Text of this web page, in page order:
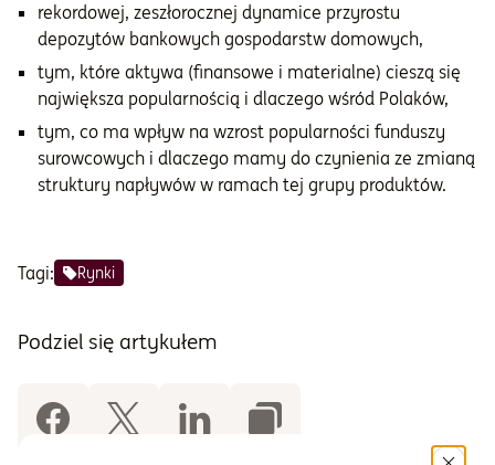
rekordowej, zeszłorocznej dynamice przyrostu
depozytów bankowych gospodarstw domowych,
tym, które aktywa (finansowe i materialne) cieszą się
największa popularnością i dlaczego wśród Polaków,
tym, co ma wpływ na wzrost popularności funduszy
surowcowych i dlaczego mamy do czynienia ze zmianą
struktury napływów w ramach tej grupy produktów.
Tagi: Rynki
Podziel się artykułem